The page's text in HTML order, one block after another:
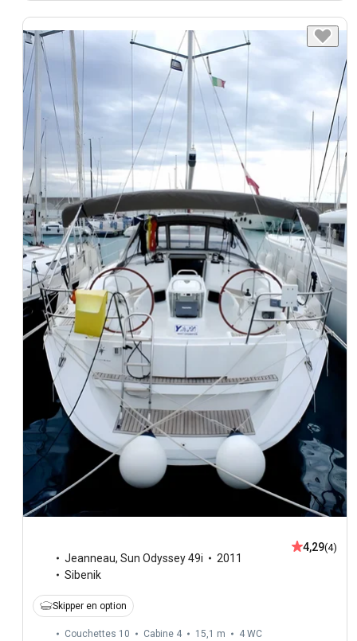
Jeanneau, Sun Odyssey 49i
2011
Sibenik
4,29(4)
Skipper en option
Couchettes 10 Cabine 4 15,1 m 4 WC